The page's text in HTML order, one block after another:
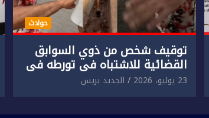
حوادث
توقيف شخص من ذوي السوابق
القضائية للاشتباه في تورطه في
الابتزاز المقرون باعتداء جسدي
في حق سائح أجنبي.
23 يوليو، 2026 الجديد بريس